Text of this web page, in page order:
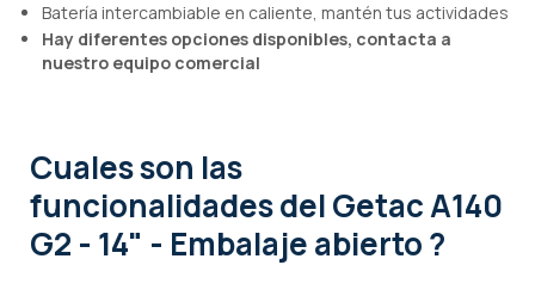
Batería intercambiable en caliente, mantén tus actividades
Hay diferentes opciones disponibles, contacta a
nuestro equipo comercial
Cuales son las
funcionalidadesdel Getac A140
G2 - 14" - Embalaje abierto ?